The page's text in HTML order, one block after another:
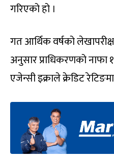
गरिएको हो ।
गत आर्थिक वर्षको
अनुसार प्राधिकरणको नाफा
एजेन्सी इक्राले क्रेडिट